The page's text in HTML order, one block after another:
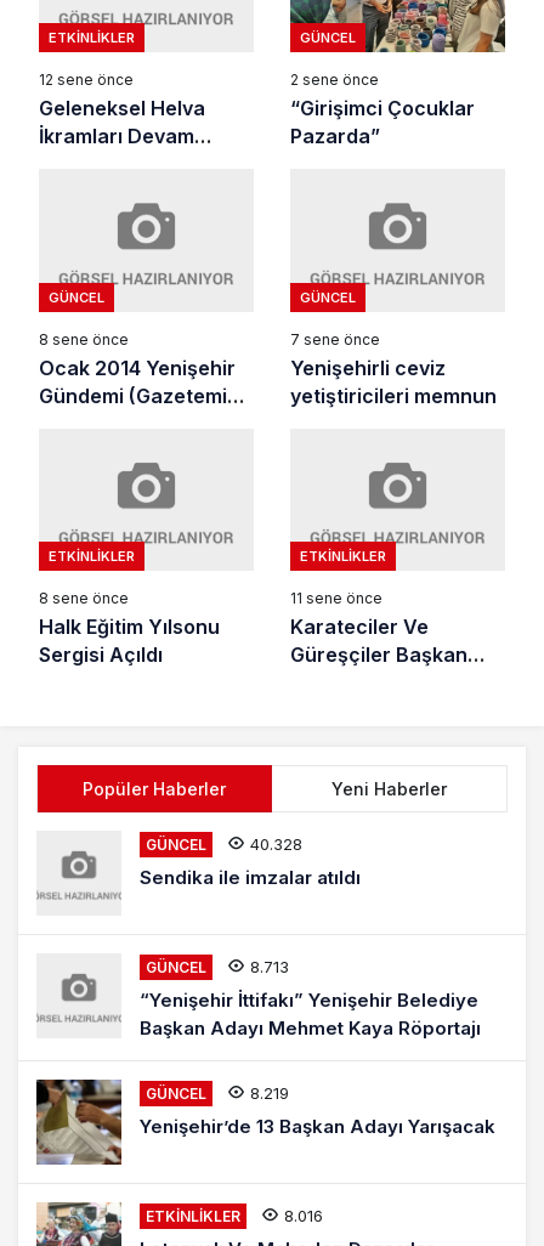
ETKINLIKLER
12 sene önce
Geleneksel Helva
İkramları Devam
GÜNCEL
2 sene önce
“Girişimci Çocuklar
Pazarda”
GÜNCEL
8 sene önce
Ocak 2014 Yenişehir
Gündemi (Gazetemiz
GÜNCEL
7 sene önce
Yenişehirli ceviz
yetiştiricileri memnun
ETKINLIKLER
8 sene önce
Halk Eğitim Yılsonu
Sergisi Açıldı
ETKINLIKLER
11 sene önce
Karateciler Ve
Güreşçiler Başkan
Popüler Haberler Yeni Haberler
GÜNCEL 40.328
Sendika ile imzalar atıldı
GÜNCEL 8.713
“Yenişehir İttifakı” Yenişehir Belediye
Başkan Adayı Mehmet Kaya Röportajı
GÜNCEL 8.219
Yenişehir’de 13 Başkan Adayı Yarışacak
ETKINLIKLER 8.016